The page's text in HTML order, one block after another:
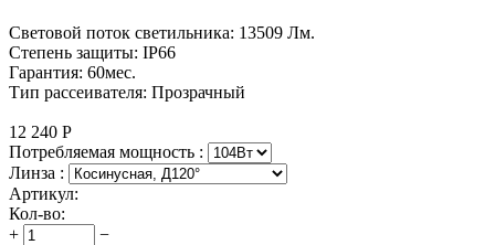
Световой поток светильника: 13509 Лм.
Степень защиты: IP66
Гарантия: 60мес.
Тип рассеивателя: Прозрачный
12 240 Р
Потребляемая мощность :
Линза :
Артикул:
Кол-во:
+
−